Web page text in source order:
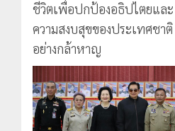
ชีวิตเพื่อปกป้องอธิปไตยและ
ความสงบสุขของประเทศชาติ
อย่างกล้าหาญ